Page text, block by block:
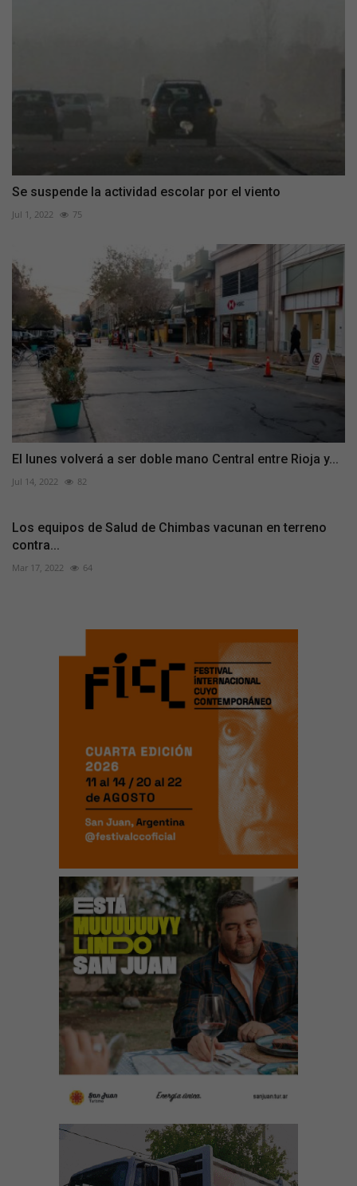
Se suspende la actividad escolar por el viento
Jul 1, 2022 75
El lunes volverá a ser doble mano Central entre Rioja y...
Jul 14, 2022 82
Los equipos de Salud de Chimbas vacunan en terreno
contra...
Mar 17, 2022 64